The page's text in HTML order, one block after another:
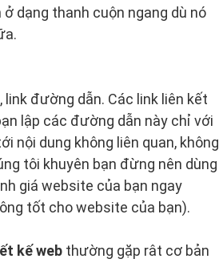
dạng thanh cuộn ngang dù nó
đường dẫn. Các link liên kết
lập các đường dẫn này chỉ với
nội dung không liên quan, không
tôi khuyên bạn đừng nên dùng
giá website của bạn ngay
tốt cho website của bạn).
kế web thường gặp rât cơ bản